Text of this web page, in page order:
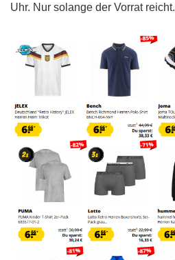
Uhr. Nur solange der Vorrat reicht.